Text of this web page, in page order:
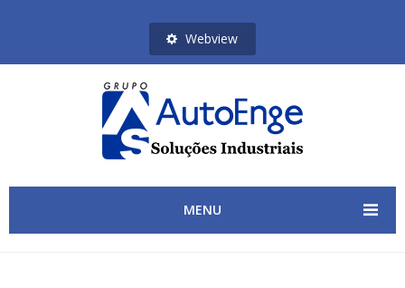
Webview
MENU